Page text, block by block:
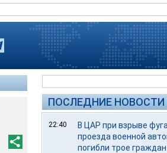
ПОСЛЕДНИЕ НОВОСТИ
22:40
В ЦАР при взрыве
проезда военной
погибли трое